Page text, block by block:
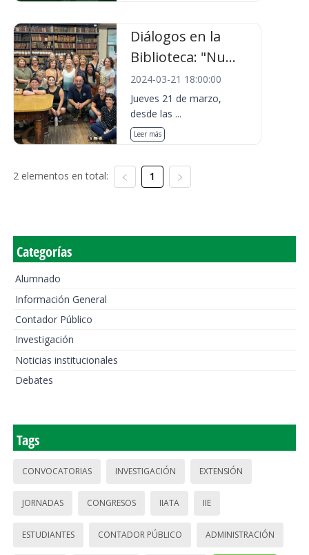
Diálogos en la
Biblioteca: "Nu...
2024-03-21 18:00:00
Jueves 21 de marzo,
desde las ...
Leer más
2 elementos en total: 1
Categorías
Alumnado
Información General
Contador Público
Investigación
Noticias institucionales
Debates
Tags
CONVOCATORIAS INVESTIGACIÓN EXTENSIÓN
JORNADAS CONGRESOS IIATA IIE
ESTUDIANTES CONTADOR PÚBLICO ADMINISTRACIÓN